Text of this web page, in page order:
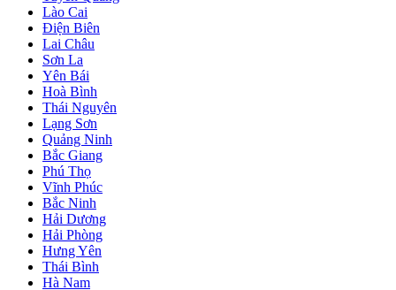
Lào Cai
Điện Biên
Lai Châu
Sơn La
Yên Bái
Hoà Bình
Thái Nguyên
Lạng Sơn
Quảng Ninh
Bắc Giang
Phú Thọ
Vĩnh Phúc
Bắc Ninh
Hải Dương
Hải Phòng
Hưng Yên
Thái Bình
Hà Nam